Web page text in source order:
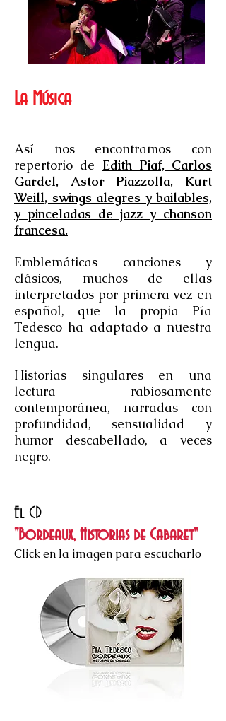
La Música
Así nos encontramos con
repertorio de Edith Piaf, Carlos
Gardel, Astor Piazzolla, Kurt
Weill, swings alegres y bailables,
y pinceladas de jazz y chanson
francesa.
Emblemáticas canciones y
clásicos, muchos de ellas
interpretados por primera vez en
español, que la propia Pía
Tedesco ha adaptado a nuestra
lengua.
Historias singulares en una
lectura rabiosamente
contemporánea, narradas con
profundidad, sensualidad y
humor descabellado, a veces
negro.
El CD
"Bordeaux, Historias de Cabaret"
Click en la imagen para escucharlo